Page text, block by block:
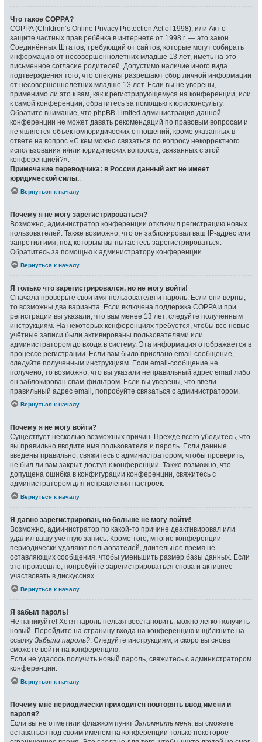
Что такое COPPA?
COPPA (Children’s Online Privacy Protection Act of 1998), или Акт о
защите частных прав ребёнка в интернете от 1998 г. — это закон
Соединённых Штатов, требующий от сайтов, которые могут собирать
информацию от несовершеннолетних младше 13 лет, иметь на это
письменное согласие родителей. Допустимо наличие иного вида
подтверждения того, что опекуны разрешают сбор личной информации
от несовершеннолетних младше 13 лет. Если вы не уверены,
применимо ли это к вам, как к регистрирующемуся на конференции, или
к самой конференции, обратитесь за помощью к юрисконсульту.
Обратите внимание, что phpBB Limited администрация данной
конференции не может давать рекомендаций по правовым вопросам и
не является объектом юридических отношений, кроме указанных в
ответе на вопрос «С кем можно связаться по вопросу некорректного
использования и/или юридических вопросов, связанных с этой
конференцией?».
Примечание переводчика: в России данный акт не имеет
юридической силы.
Вернуться к началу
Почему я не могу зарегистрироваться?
Возможно, администратор конференции отключил регистрацию новых
пользователей. Также возможно, что он заблокировал ваш IP-адрес или
запретил имя, под которым вы пытаетесь зарегистрироваться.
Обратитесь за помощью к администратору конференции.
Вернуться к началу
Я только что зарегистрировался, но не могу войти!
Сначала проверьте свои имя пользователя и пароль. Если они верны,
то возможны два варианта. Если включена поддержка COPPA и при
регистрации вы указали, что вам менее 13 лет, следуйте полученным
инструкциям. На некоторых конференциях требуется, чтобы все новые
учётные записи были активированы пользователями или
администратором до входа в систему. Эта информация отображается в
процессе регистрации. Если вам было прислано email-сообщение,
следуйте полученным инструкциям. Если email-сообщение не
получено, то возможно, что вы указали неправильный адрес email либо
он заблокирован спам-фильтром. Если вы уверены, что ввели
правильный адрес email, попробуйте связаться с администратором.
Вернуться к началу
Почему я не могу войти?
Существует несколько возможных причин. Прежде всего убедитесь, что
вы правильно вводите имя пользователя и пароль. Если данные
введены правильно, свяжитесь с администратором, чтобы проверить,
не был ли вам закрыт доступ к конференции. Также возможно, что
допущена ошибка в конфигурации конференции, свяжитесь с
администратором для исправления настроек.
Вернуться к началу
Я давно зарегистрирован, но больше не могу войти!
Возможно, администратор по какой-то причине деактивировал или
удалил вашу учётную запись. Кроме того, многие конференции
периодически удаляют пользователей, длительное время не
оставляющих сообщения, чтобы уменьшить размер базы данных. Если
это произошло, попробуйте зарегистрироваться снова и активнее
участвовать в дискуссиях.
Вернуться к началу
Я забыл пароль!
Не паникуйте! Хотя пароль нельзя восстановить, можно легко получить
новый. Перейдите на страницу входа на конференцию и щёлкните на
ссылку Забыли пароль? . Следуйте инструкциям, и скоро вы снова
сможете войти на конференцию.
Если не удалось получить новый пароль, свяжитесь с администратором
конференции.
Вернуться к началу
Почему мне периодически приходится повторять ввод имени и
пароля?
Если вы не отметили флажком пункт Запомнить меня , вы сможете
оставаться под своим именем на конференции только некоторое